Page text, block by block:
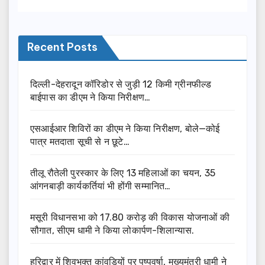
Recent Posts
दिल्ली-देहरादून कॉरिडोर से जुड़ी 12 किमी ग्रीनफील्ड
बाईपास का डीएम ने किया निरीक्षण…
एसआईआर शिविरों का डीएम ने किया निरीक्षण, बोले—कोई
पात्र मतदाता सूची से न छूटे…
तीलू रौतेली पुरस्कार के लिए 13 महिलाओं का चयन, 35
आंगनबाड़ी कार्यकर्तियां भी होंगी सम्मानित…
मसूरी विधानसभा को 17.80 करोड़ की विकास योजनाओं की
सौगात, सीएम धामी ने किया लोकार्पण-शिलान्यास.
हरिद्वार में शिवभक्त कांवड़ियों पर पुष्पवर्षा, मुख्यमंत्री धामी ने